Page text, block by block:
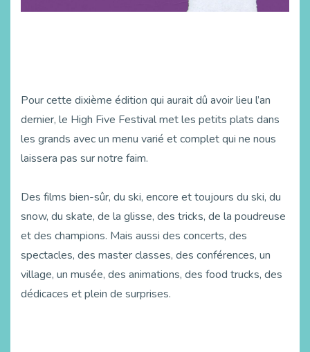
Pour cette dixième édition qui aurait dû avoir lieu l’an
dernier, le High Five Festival met les petits plats dans
les grands avec un menu varié et complet qui ne nous
laissera pas sur notre faim.
Des films bien-sûr, du ski, encore et toujours du ski, du
snow, du skate, de la glisse, des tricks, de la poudreuse
et des champions. Mais aussi des concerts, des
spectacles, des master classes, des conférences, un
village, un musée, des animations, des food trucks, des
dédicaces et plein de surprises.